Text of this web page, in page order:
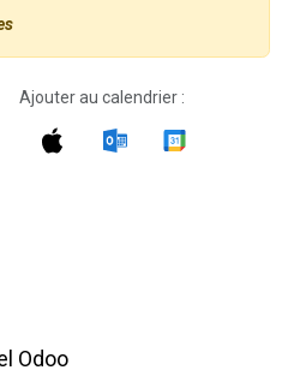
Ajouter au calendrier :
Odoo